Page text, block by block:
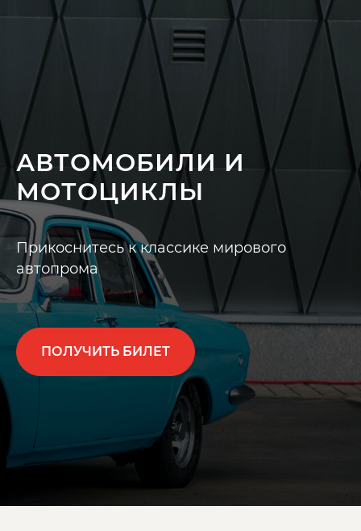
АВТОМОБИЛИ И
МОТОЦИКЛЫ
Прикоснитесь к классике мирового
автопрома
ПОЛУЧИТЬ БИЛЕТ